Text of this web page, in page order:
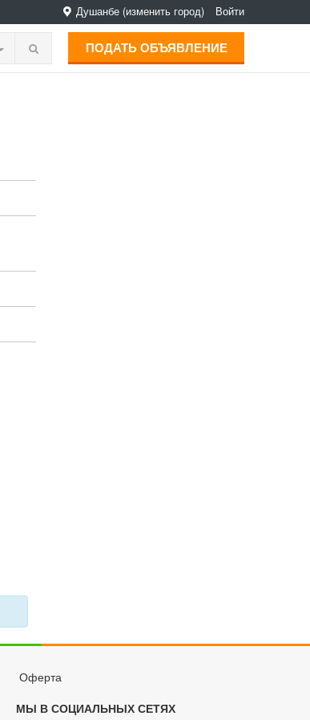
Душанбе (изменить город) Войти
ПОДАТЬ ОБЪЯВЛЕНИЕ
Оферта
МЫ В СОЦИАЛЬНЫХ СЕТЯХ